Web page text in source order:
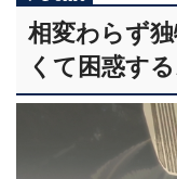
相変わらず
くて困惑す